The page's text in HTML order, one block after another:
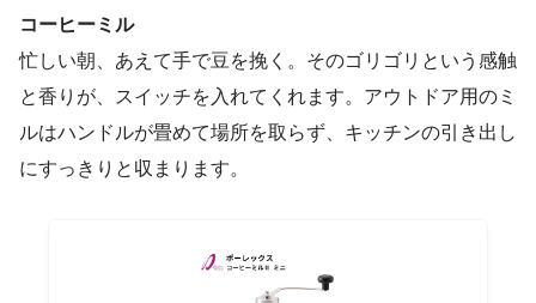
コーヒーミル
忙しい朝、あえて手で豆を挽く。そのゴリゴリという感触
と香りが、スイッチを入れてくれます。アウトドア用のミ
ルはハンドルが畳めて場所を取らず、キッチンの引き出し
にすっきりと収まります。